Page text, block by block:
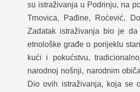
su istraživanja u Podrinju, na
Trnovica, Pađine, Roćević,
Zadatak istraživanja bio je
etnološke građe o porijeklu
kući i pokućstvu,
narodnoj nošnji, narodnim
Dio ovih istraživanja, koja se